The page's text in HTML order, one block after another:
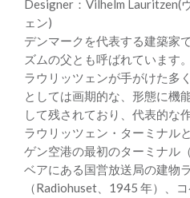
Designer：Vilhelm Lauritzen(
ェン)
デンマークを代表する建築家
ズムの父とも呼ばれています。
ラウリッツェンが手がけた多
としては画期的な、形態に機
して残されており、代表的な
ラウリッツェン・ターミナル
ゲン空港の最初のターミナル
ベアにある国営放送局の建物
（Radiohuset、1945 年）、